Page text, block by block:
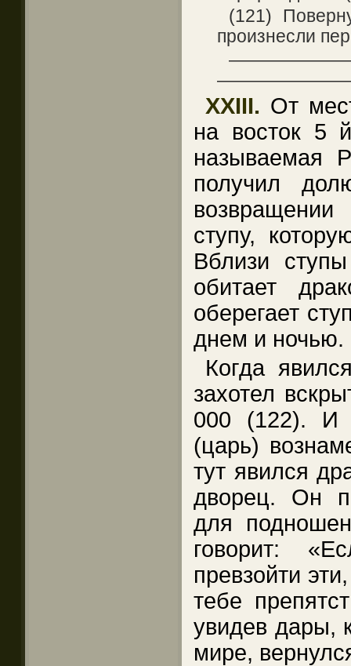
(121)
произнесли
XXIII. От
на восток 5
называемая
получил
ступу,
Вблизи
обитает
оберегает
днем и ночью.
Когда
захотел
000 (122). И
(царь)
тут явился
дворец. Он
для
говорит:
превзойти
тебе
увидев дары,
мире,